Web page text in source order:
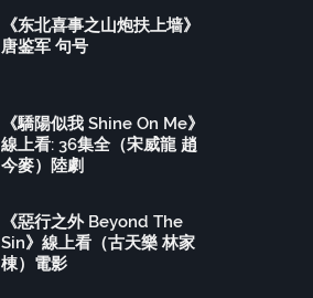
《东北喜事之山炮扶上墙》
唐鉴军 句号
《驕陽似我 Shine On Me》
線上看: 36集全（宋威龍 趙
今麥）陸劇
《惡行之外 Beyond The
Sin》線上看（古天樂 林家
棟）電影